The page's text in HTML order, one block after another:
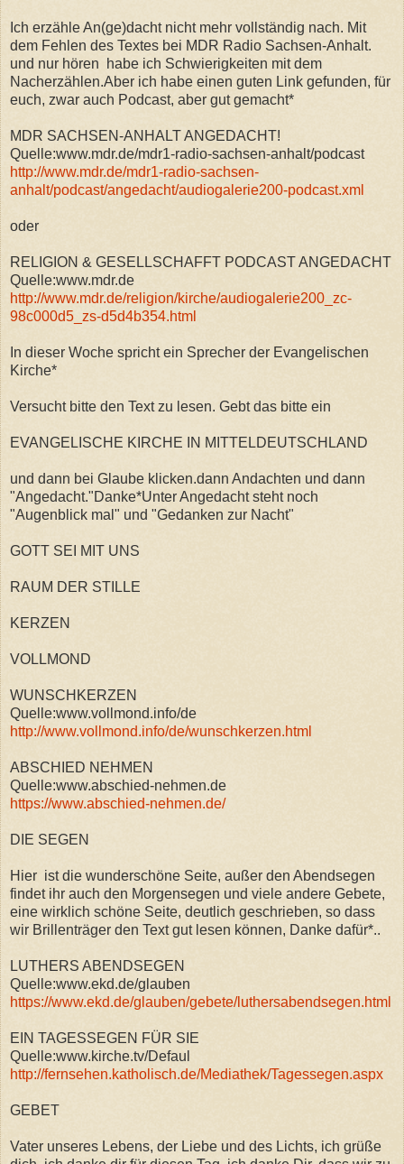
Ich erzähle An(ge)dacht nicht mehr vollständig nach. Mit
dem Fehlen des Textes bei MDR Radio Sachsen-Anhalt.
und nur hören habe ich Schwierigkeiten mit dem
Nacherzählen.Aber ich habe einen guten Link gefunden, für
euch, zwar auch Podcast, aber gut gemacht*
MDR SACHSEN-ANHALT ANGEDACHT!
Quelle:www.mdr.de/mdr1-radio-sachsen-anhalt/podcast
http://www.mdr.de/mdr1-radio-sachsen-
anhalt/podcast/angedacht/audiogalerie200-podcast.xml
oder
RELIGION & GESELLSCHAFFT PODCAST ANGEDACHT
Quelle:www.mdr.de
http://www.mdr.de/religion/kirche/audiogalerie200_zc-
98c000d5_zs-d5d4b354.html
In dieser Woche spricht ein Sprecher der Evangelischen
Kirche*
Versucht bitte den Text zu lesen. Gebt das bitte ein
EVANGELISCHE KIRCHE IN MITTELDEUTSCHLAND
und dann bei Glaube klicken.dann Andachten und dann
"Angedacht."Danke*Unter Angedacht steht noch
"Augenblick mal" und "Gedanken zur Nacht"
GOTT SEI MIT UNS
RAUM DER STILLE
KERZEN
VOLLMOND
WUNSCHKERZEN
Quelle:www.vollmond.info/de
http://www.vollmond.info/de/wunschkerzen.html
ABSCHIED NEHMEN
Quelle:www.abschied-nehmen.de
https://www.abschied-nehmen.de/
DIE SEGEN
Hier ist die wunderschöne Seite, außer den Abendsegen
findet ihr auch den Morgensegen und viele andere Gebete,
eine wirklich schöne Seite, deutlich geschrieben, so dass
wir Brillenträger den Text gut lesen können, Danke dafür*..
LUTHERS ABENDSEGEN
Quelle:www.ekd.de/glauben
https://www.ekd.de/glauben/gebete/luthersabendsegen.html
EIN TAGESSEGEN FÜR SIE
Quelle:www.kirche.tv/Defaul
http://fernsehen.katholisch.de/Mediathek/Tagessegen.aspx
GEBET
Vater unseres Lebens, der Liebe und des Lichts, ich grüße